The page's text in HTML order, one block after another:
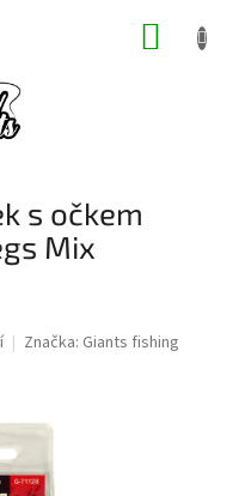
s očkem
Mix
Značka: Giants fishing